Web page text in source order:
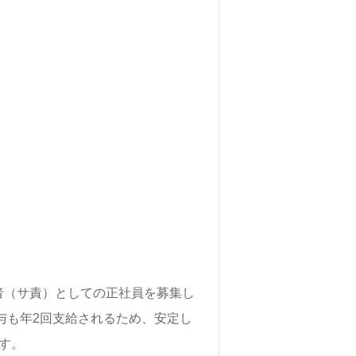
サ責）としての正社員を募集し
年2回支給されるため、安定し
。